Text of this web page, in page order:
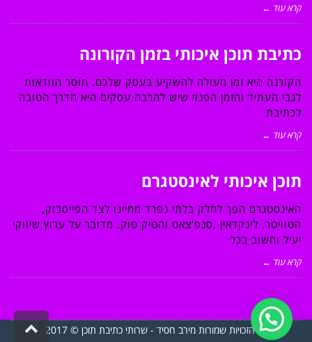
קרא עוד ←
כתיבת תוכן איכותי בזמן הקורונה
הקורנה היא זמן מעולה להשקיע בעסק שלכם. חוסר הוודאות
לגבי העתיד והזמן הפנוי שיש להרבה עסקים היא הדרך הטובה
לכתיבת
קרא עוד ←
תוכן איכותי לאינסטגרם
האינסטגרם הפך לחלק בלתי נפרד מחיינו לצד הפייסבוק,
הטוויטר, לינקדאין ,סנפ’צאט והטיק טוק. מדובר על ערוץ שיווקי
יעיל וחשוב בכל
קרא עוד ←
כל הזכויות שמורות מירב חסיד - שרותי כתיבת תוכן © 2017